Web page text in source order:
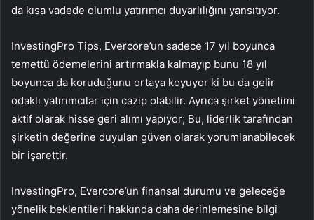
da kısa vadede olumlu yatırımcı duyarlılığını yansıtıyor.
InvestingPro Tips, Evercore’un sadece 17 yıl boyunca
temettü ödemelerini artırmakla kalmayıp bunu 18 yıl
boyunca da koruduğunu ortaya koyuyor ki bu da gelir
odaklı yatırımcılar için cazip olabilir. Ayrıca şirket yönetimi
aktif olarak hisse geri alımı yapıyor; Bu, liderlik tarafından
şirketin değerine duyulan güven olarak yorumlanabilecek
bir işarettir.
InvestingPro, Evercore’un finansal durumu ve geleceğe
yönelik beklentileri hakkında daha derinlemesine bilgi